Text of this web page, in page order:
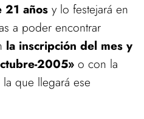
21 años y lo festejará en
a poder encontrar
la inscripción del mes y
2005» o con la
la que llegará ese